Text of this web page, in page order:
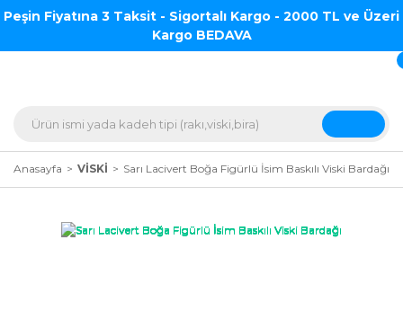
Peşin Fiyatına 3 Taksit - Sigortalı Kargo - 2000 TL ve Üzeri
Kargo BEDAVA
Anasayfa VİSKİ Sarı Lacivert Boğa Figürlü İsim Baskılı Viski Bardağı